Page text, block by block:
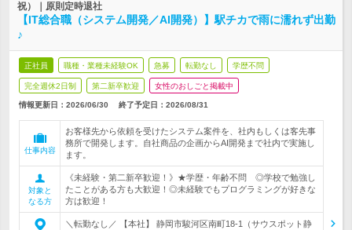
祝）｜原則定時退社
【IT総合職（システム開発／AI開発）】駅チカで雨に濡れず出勤
♪
正社員 職種・業種未経験OK 急募 転勤なし 学歴不問
完全週休2日制 第二新卒歓迎 女性のおしごと掲載中
情報更新日：2026/06/30 終了予定日： 2026/08/31
仕事内容
お客様先から依頼を受けたシステム案件を、社内もしくは客先事
務所で開発します。自社商品の企画からAI開発まで社内で実施し
ます。
対象と
なる方
《未経験・第二新卒歓迎！》★学歴・年齢不問 ◎学校で勉強し
たことがある方も大歓迎！◎未経験でもプログラミングが好きな
方は歓迎！
＼転勤なし／ 【本社】 静岡市駿河区南町18-1（サウスポット静